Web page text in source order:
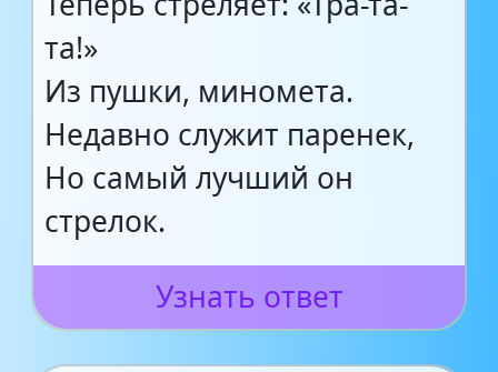
та!»
Из пушки, миномета.
Недавно служит паренек,
Но самый лучший он
стрелок.
Узнать ответ